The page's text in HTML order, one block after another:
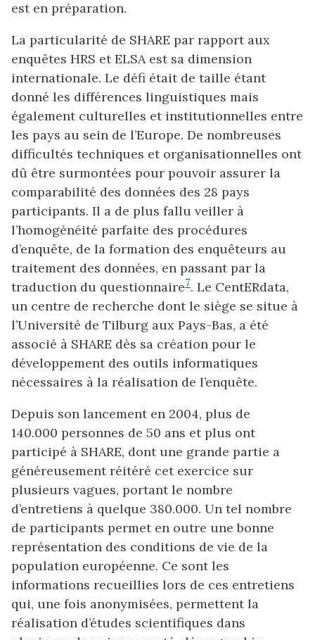
est en préparation.
La particularité de SHARE par rapport aux
enquêtes HRS et ELSA est sa dimension
internationale. Le défi était de taille étant
donné les différences linguistiques mais
également culturelles et institutionnelles entre
les pays au sein de l’Europe. De nombreuses
difficultés techniques et organisationnelles ont
dû être surmontées pour pouvoir assurer la
comparabilité des données des 28 pays
participants. Il a de plus fallu veiller à
l’homogénéité parfaite des procédures
d’enquête, de la formation des enquêteurs au
traitement des données, en passant par la
traduction du questionnaire7. Le CentERdata,
un centre de recherche dont le siège se situe à
l’Université de Tilburg aux Pays-Bas, a été
associé à SHARE dès sa création pour le
développement des outils informatiques
nécessaires à la réalisation de l’enquête.
Depuis son lancement en 2004, plus de
140.000 personnes de 50 ans et plus ont
participé à SHARE, dont une grande partie a
généreusement réitéré cet exercice sur
plusieurs vagues, portant le nombre
d’entretiens à quelque 380.000. Un tel nombre
de participants permet en outre une bonne
représentation des conditions de vie de la
population européenne. Ce sont les
informations recueillies lors de ces entretiens
qui, une fois anonymisées, permettent la
réalisation d’études scientifiques dans